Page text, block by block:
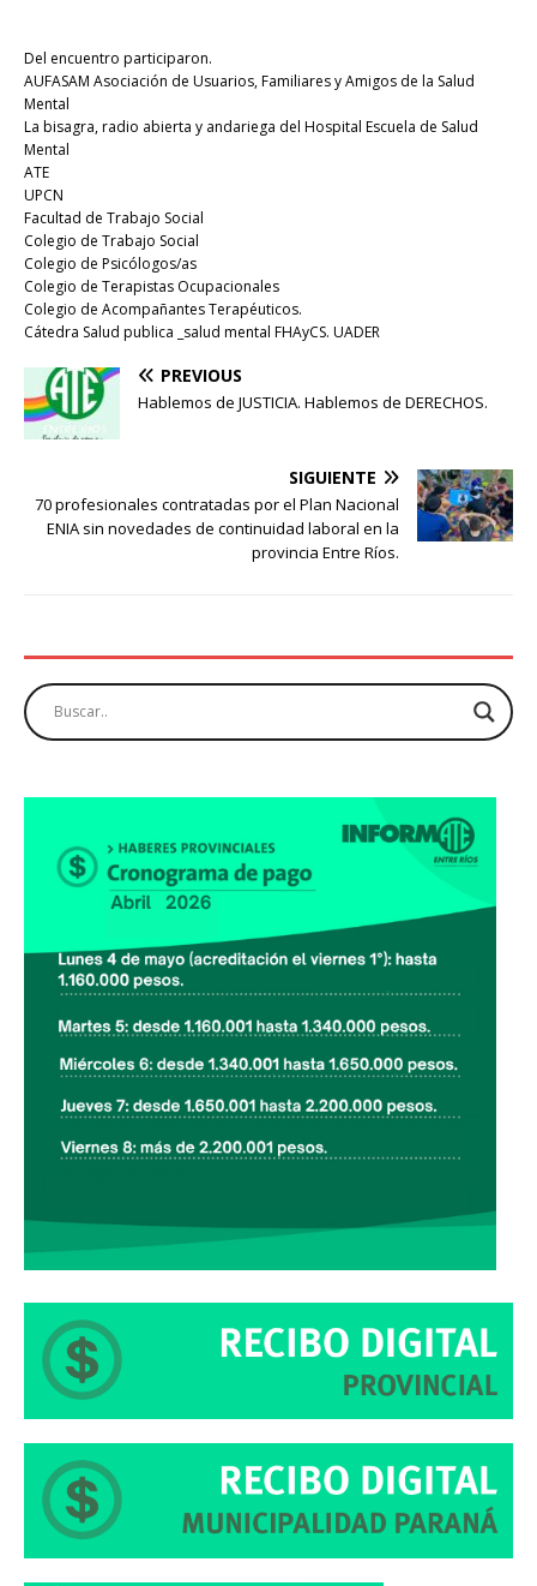
Del encuentro participaron.
AUFASAM Asociación de Usuarios, Familiares y Amigos de la Salud
Mental
La bisagra, radio abierta y andariega del Hospital Escuela de Salud
Mental
ATE
UPCN
Facultad de Trabajo Social
Colegio de Trabajo Social
Colegio de Psicólogos/as
Colegio de Terapistas Ocupacionales
Colegio de Acompañantes Terapéuticos.
Cátedra Salud publica _salud mental FHAyCS. UADER
PREVIOUS
Hablemos de JUSTICIA. Hablemos de DERECHOS.
SIGUIENTE
70 profesionales contratadas por el Plan Nacional
ENIA sin novedades de continuidad laboral en la
provincia Entre Ríos.